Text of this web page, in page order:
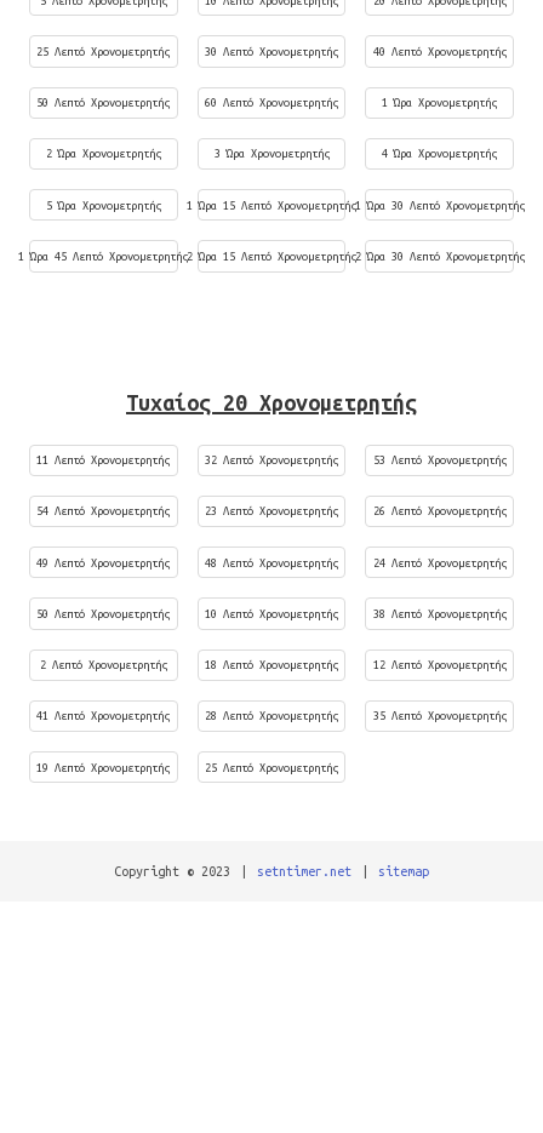
25 Λεπτό Χρονομετρητής 30 Λεπτό Χρονομετρητής 40 Λεπτό Χρονομετρητής
50 Λεπτό Χρονομετρητής 60 Λεπτό Χρονομετρητής 1 Ώρα Χρονομετρητής
2 Ώρα Χρονομετρητής 3 Ώρα Χρονομετρητής 4 Ώρα Χρονομετρητής
5 Ώρα Χρονομετρητής 1 Ώρα 15 Λεπτό Χρονομετρητής1 Ώρα 30 Λεπτό Χρονομετρητής
1 Ώρα 45 Λεπτό Χρονομετρητής2 Ώρα 15 Λεπτό Χρονομετρητής2 Ώρα 30 Λεπτό Χρονομετρητής
Τυχαίος 20 Χρονομετρητής
11 Λεπτό Χρονομετρητής 32 Λεπτό Χρονομετρητής 53 Λεπτό Χρονομετρητής
54 Λεπτό Χρονομετρητής 23 Λεπτό Χρονομετρητής 26 Λεπτό Χρονομετρητής
49 Λεπτό Χρονομετρητής 48 Λεπτό Χρονομετρητής 24 Λεπτό Χρονομετρητής
50 Λεπτό Χρονομετρητής 10 Λεπτό Χρονομετρητής 38 Λεπτό Χρονομετρητής
2 Λεπτό Χρονομετρητής 18 Λεπτό Χρονομετρητής 12 Λεπτό Χρονομετρητής
41 Λεπτό Χρονομετρητής 28 Λεπτό Χρονομετρητής 35 Λεπτό Χρονομετρητής
19 Λεπτό Χρονομετρητής 25 Λεπτό Χρονομετρητής
Copyright © 2023 setntimer.net sitemap